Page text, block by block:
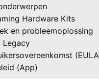
Hardware Kits
en probleemoplossing
Legacy
(App)